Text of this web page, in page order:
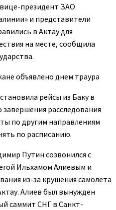
президент ЗАО
и представители
в Актау для
на месте, сообщила
объявлено днем траура
рейсы из Баку в
завершения расследования
по другим направлениям
по расписанию.
Путин созвонился с
Ильхамом Алиевым и
из-за крушения самолета
Алиев был вынужден
саммит СНГ в Санкт-